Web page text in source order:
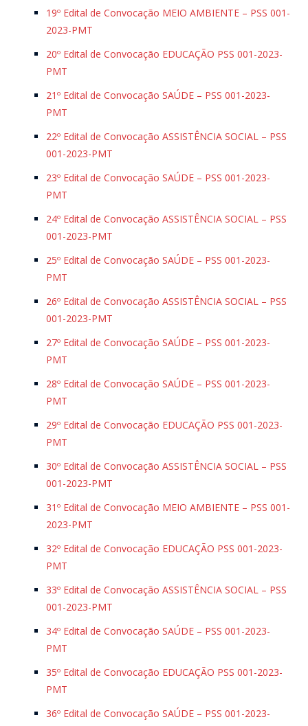
19º Edital de Convocação MEIO AMBIENTE – PSS 001-
2023-PMT
20º Edital de Convocação EDUCAÇÃO PSS 001-2023-
PMT
21º Edital de Convocação SAÚDE – PSS 001-2023-
PMT
22º Edital de Convocação ASSISTÊNCIA SOCIAL – PSS
001-2023-PMT
23º Edital de Convocação SAÚDE – PSS 001-2023-
PMT
24º Edital de Convocação ASSISTÊNCIA SOCIAL – PSS
001-2023-PMT
25º Edital de Convocação SAÚDE – PSS 001-2023-
PMT
26º Edital de Convocação ASSISTÊNCIA SOCIAL – PSS
001-2023-PMT
27º Edital de Convocação SAÚDE – PSS 001-2023-
PMT
28º Edital de Convocação SAÚDE – PSS 001-2023-
PMT
29º Edital de Convocação EDUCAÇÃO PSS 001-2023-
PMT
30º Edital de Convocação ASSISTÊNCIA SOCIAL – PSS
001-2023-PMT
31º Edital de Convocação MEIO AMBIENTE – PSS 001-
2023-PMT
32º Edital de Convocação EDUCAÇÃO PSS 001-2023-
PMT
33º Edital de Convocação ASSISTÊNCIA SOCIAL – PSS
001-2023-PMT
34º Edital de Convocação SAÚDE – PSS 001-2023-
PMT
35º Edital de Convocação EDUCAÇÃO PSS 001-2023-
PMT
36º Edital de Convocação SAÚDE – PSS 001-2023-